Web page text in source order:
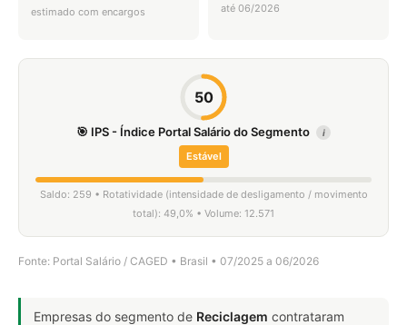
estimado com encargos até 06/2026
50
🎯 IPS - Índice Portal Salário do Segmento i
Estável
Saldo: 259 • Rotatividade (intensidade de desligamento / movimento
total): 49,0% • Volume: 12.571
Fonte: Portal Salário / CAGED • Brasil • 07/2025 a 06/2026
Empresas do segmento de Reciclagem contrataram